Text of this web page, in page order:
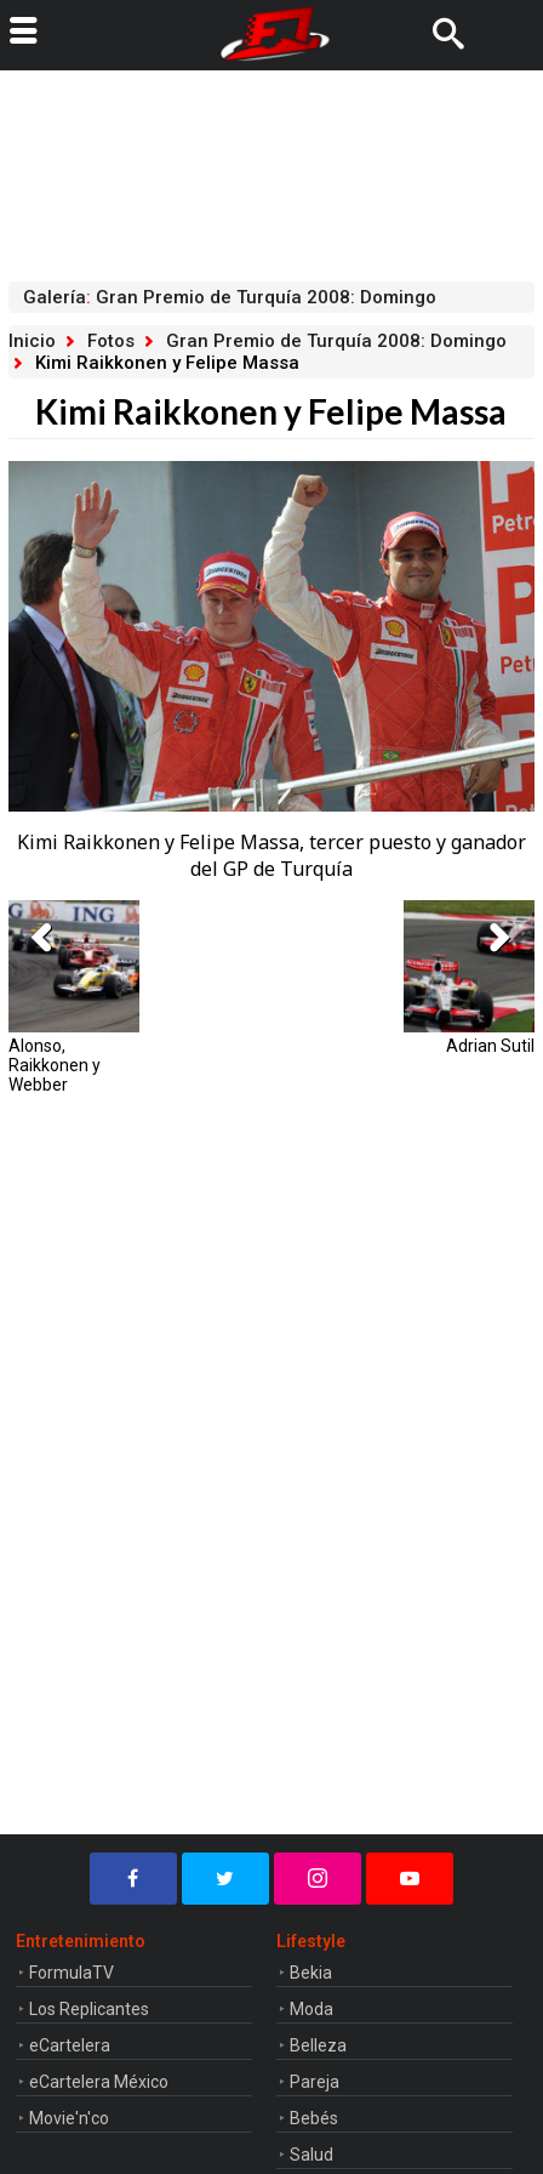
Galería: Gran Premio de Turquía 2008: Domingo
Inicio
Fotos
Gran Premio de Turquía 2008: Domingo
Kimi Raikkonen y Felipe Massa
Kimi Raikkonen y Felipe Massa
Kimi Raikkonen y Felipe Massa, tercer puesto y ganador
del GP de Turquía
Alonso,
Raikkonen y
Webber
Adrian Sutil
Entretenimiento
FormulaTV
Los Replicantes
eCartelera
eCartelera México
Movie'n'co
Lifestyle
Bekia
Moda
Belleza
Pareja
Bebés
Salud